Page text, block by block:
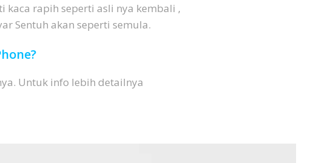
kaca rapih seperti asli nya kembali ,
Sentuh akan seperti semula.
Untuk info lebih detailnya